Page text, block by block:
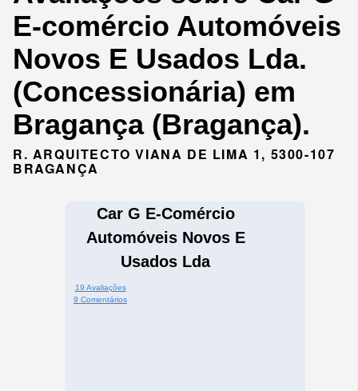
E-comércio Automóveis
Novos E Usados Lda.
(Concessionária) em
Bragança (Bragança).
R. ARQUITECTO VIANA DE LIMA 1, 5300-107
BRAGANÇA
Car G E-Comércio
Automóveis Novos E
Usados Lda
19 Avaliações
9 Comentários